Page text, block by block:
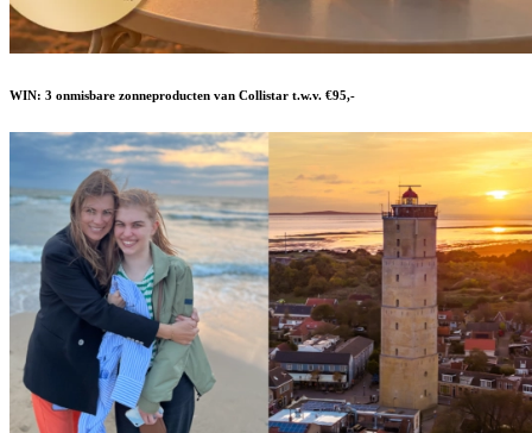
WIN: 3 onmisbare zonneproducten van Collistar t.w.v. €95,-